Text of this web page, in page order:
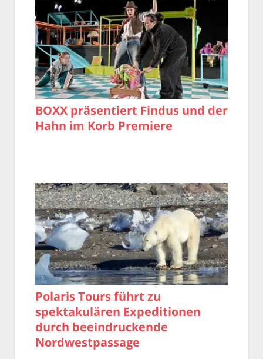
BOXX präsentiert Findus und der
Hahn im Korb Premiere
Polaris Tours führt zu
spektakulären Expeditionen
durch beeindruckende
Nordwestpassage